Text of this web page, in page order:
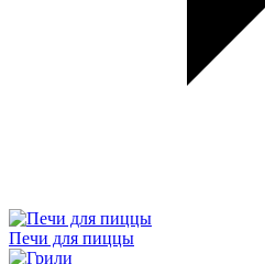
Печи для пиццы